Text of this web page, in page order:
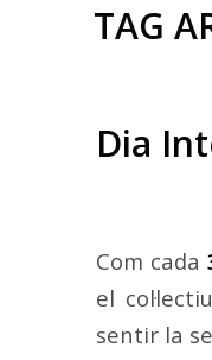
TAG
Dia
Com cada
el
sentir la